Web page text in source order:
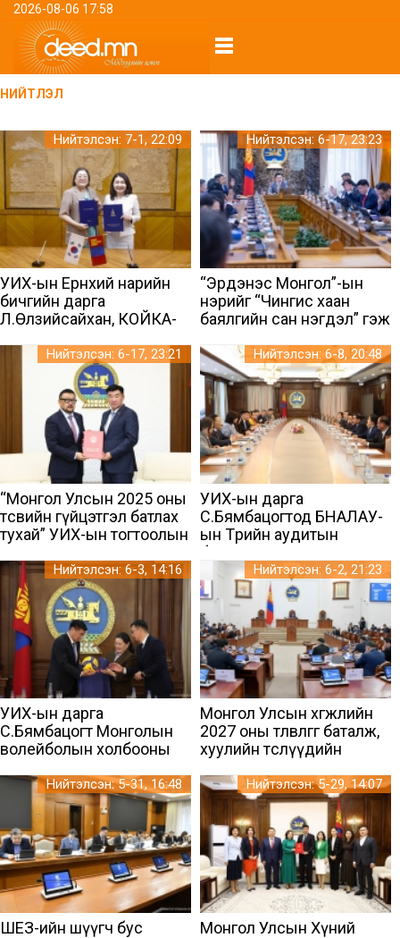
2026-08-06 17:58
НИЙТЛЭЛ
УИХ-ын Ерөнхий нарийн
бичгийн дарга
Л.Өлзийсайхан, КОЙКА-
төлөөлөгч Жу Хэйн Нан нар
төслийн хэлэлцээрийн
протоколд гарын үсэг
Нийтэлсэн: 7-1, 22:09
“Эрдэнэс Монгол”-ын
нэрийг “Чингис хаан
баялгийн сан нэгдэл” гэж
компанийг татан буулгав
Нийтэлсэн: 6-17, 23:23
“Монгол Улсын 2025 оны
төсвийн гүйцэтгэл батлах
тухай” УИХ-ын тогтоолын
Нийтэлсэн: 6-17, 23:21
УИХ-ын дарга
С.Бямбацогтод БНАЛАУ-
ын Төрийн аудитын
байгууллагын төлөөлөгчид
бараалхлаа
Нийтэлсэн: 6-8, 20:48
УИХ-ын дарга
С.Бямбацогт Монголын
волейболын холбооны
ахмад үеийн
гавьяатуудыг хүлээн авч
уулзлаа
Нийтэлсэн: 6-3, 14:16
Монгол Улсын хөгжлийн
2027 оны төлөвлөгөөг баталж,
хуулийн төслүүдийн
шийдвэрлэлээ
Нийтэлсэн: 6-2, 21:23
ШЕЗ-ийн шүүгч бус
Нийтэлсэн: 5-31, 16:48
Монгол Улсын Хүний
Нийтэлсэн: 5-29, 14:07